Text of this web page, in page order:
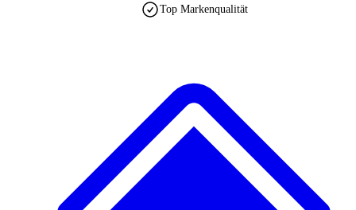
Top Markenqualität